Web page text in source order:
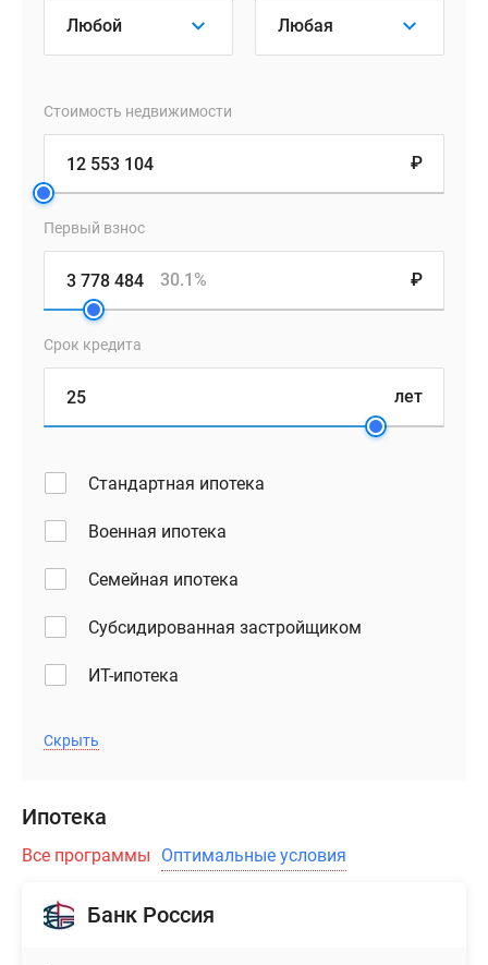
Стоимость недвижимости
₽
Первый взнос
₽
30.1%
Срок кредита
лет
Стандартная ипотека
Военная ипотека
Семейная ипотека
Субсидированная застройщиком
ИТ-ипотека
Скрыть
Ипотека
Все программы Оптимальные условия
Банк Россия